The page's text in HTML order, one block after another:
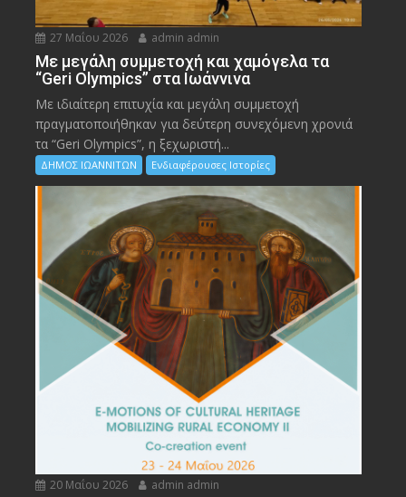
27 Μαΐου 2026 admin admin
Με μεγάλη συμμετοχή και χαμόγελα τα
“Geri Olympics” στα Ιωάννινα
Με ιδιαίτερη επιτυχία και μεγάλη συμμετοχή
πραγματοποιήθηκαν για δεύτερη συνεχόμενη χρονιά
τα “Geri Olympics”, η ξεχωριστή...
ΔΗΜΟΣ ΙΩΑΝΝΙΤΩΝ Ενδιαφέρουσες Ιστορίες
20 Μαΐου 2026 admin admin